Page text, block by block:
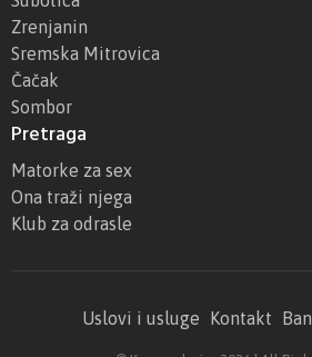
Zrenjanin
Sremska Mitrovica
Čačak
Sombor
Pretraga
Matorke za sex
Ona traži njega
Klub za odrasle
Uslovi i usluge Kontakt